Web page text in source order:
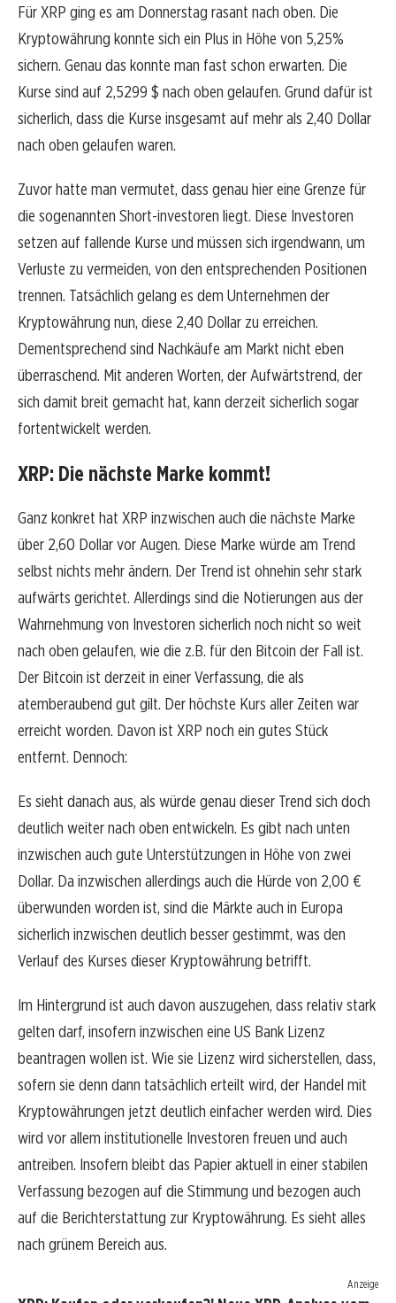
Für XRP ging es am Donnerstag rasant nach oben. Die
Kryptowährung konnte sich ein Plus in Höhe von 5,25%
sichern. Genau das konnte man fast schon erwarten. Die
Kurse sind auf 2,5299 $ nach oben gelaufen. Grund dafür ist
sicherlich, dass die Kurse insgesamt auf mehr als 2,40 Dollar
nach oben gelaufen waren.
Zuvor hatte man vermutet, dass genau hier eine Grenze für
die sogenannten Short-investoren liegt. Diese Investoren
setzen auf fallende Kurse und müssen sich irgendwann, um
Verluste zu vermeiden, von den entsprechenden Positionen
trennen. Tatsächlich gelang es dem Unternehmen der
Kryptowährung nun, diese 2,40 Dollar zu erreichen.
Dementsprechend sind Nachkäufe am Markt nicht eben
überraschend. Mit anderen Worten, der Aufwärtstrend, der
sich damit breit gemacht hat, kann derzeit sicherlich sogar
fortentwickelt werden.
XRP: Die nächste Marke kommt!
Ganz konkret hat XRP inzwischen auch die nächste Marke
über 2,60 Dollar vor Augen. Diese Marke würde am Trend
selbst nichts mehr ändern. Der Trend ist ohnehin sehr stark
aufwärts gerichtet. Allerdings sind die Notierungen aus der
Wahrnehmung von Investoren sicherlich noch nicht so weit
nach oben gelaufen, wie die z.B. für den Bitcoin der Fall ist.
Der Bitcoin ist derzeit in einer Verfassung, die als
atemberaubend gut gilt. Der höchste Kurs aller Zeiten war
erreicht worden. Davon ist XRP noch ein gutes Stück
entfernt. Dennoch:
Es sieht danach aus, als würde genau dieser Trend sich doch
deutlich weiter nach oben entwickeln. Es gibt nach unten
inzwischen auch gute Unterstützungen in Höhe von zwei
Dollar. Da inzwischen allerdings auch die Hürde von 2,00 €
überwunden worden ist, sind die Märkte auch in Europa
sicherlich inzwischen deutlich besser gestimmt, was den
Verlauf des Kurses dieser Kryptowährung betrifft.
Im Hintergrund ist auch davon auszugehen, dass relativ stark
gelten darf, insofern inzwischen eine US Bank Lizenz
beantragen wollen ist. Wie sie Lizenz wird sicherstellen, dass,
sofern sie denn dann tatsächlich erteilt wird, der Handel mit
Kryptowährungen jetzt deutlich einfacher werden wird. Dies
wird vor allem institutionelle Investoren freuen und auch
antreiben. Insofern bleibt das Papier aktuell in einer stabilen
Verfassung bezogen auf die Stimmung und bezogen auch
auf die Berichterstattung zur Kryptowährung. Es sieht alles
nach grünem Bereich aus.
Anzeige